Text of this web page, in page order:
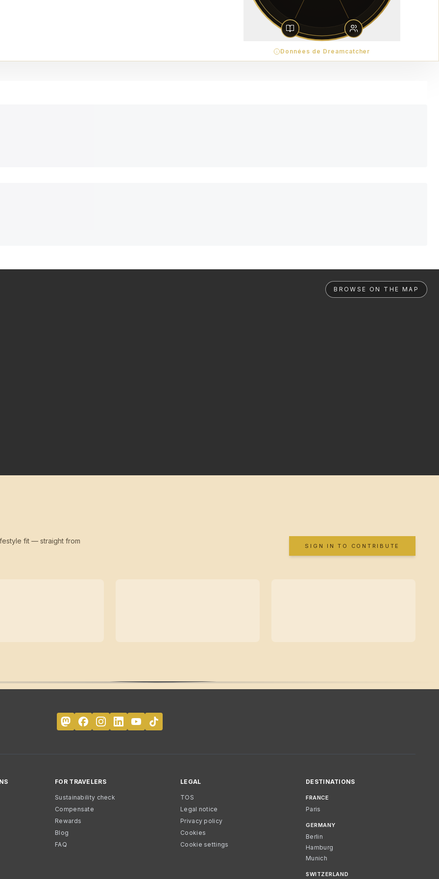
Données de Dreamcatcher
BROWSE ON THE MAP
fit — straight from
SIGN IN TO CONTRIBUTE
FOR TRAVELERS
Sustainability check
Compensate
Rewards
Blog
FAQ
LEGAL
TOS
Legal notice
Privacy policy
Cookies
Cookie settings
DESTINATIONS
FRANCE
Paris
GERMANY
Berlin
Hamburg
Munich
SWITZERLAND